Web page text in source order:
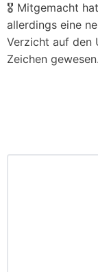
🎖️ Mitgemacht
allerdings eine
Verzicht auf den
Zeichen gewesen.